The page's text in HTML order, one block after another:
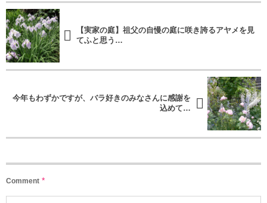
【実家の庭】祖父の自慢の庭に咲き誇るアヤメを見
てふと思う…
今年もわずかですが、バラ好きのみなさんに感謝を
込めて…
Comment *